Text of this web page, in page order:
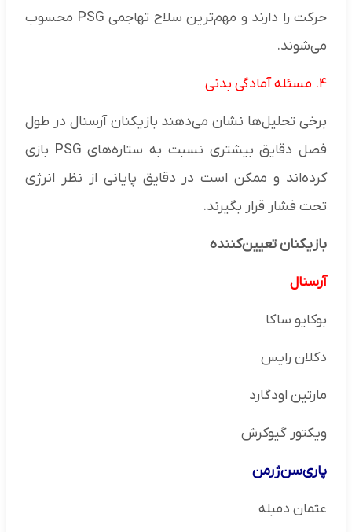
حرکت را دارند و مهم‌ترین سلاح تهاجمی PSG محسوب
می‌شوند.
۴. مسئله آمادگی بدنی
برخی تحلیل‌ها نشان می‌دهند بازیکنان آرسنال در طول
فصل دقایق بیشتری نسبت به ستاره‌های PSG بازی
کرده‌اند و ممکن است در دقایق پایانی از نظر انرژی
تحت فشار قرار بگیرند.
بازیکنان تعیین‌کننده
آرسنال
بوکایو ساکا
دکلان رایس
مارتین اودگارد
ویکتور گیوکرش
پاری‌سن‌ژرمن
عثمان دمبله